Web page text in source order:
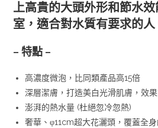
上高貴的大頭外形和節水
室，適合對水質有要求的人
– 特點 –
高濃度微泡，比同類產品高15倍
深層潔膚，打造美白光滑肌膚，效
澎湃的熱水量 (杜絕忽冷忽熱)
奢華、φ11cm超大花灑頭，覆蓋全